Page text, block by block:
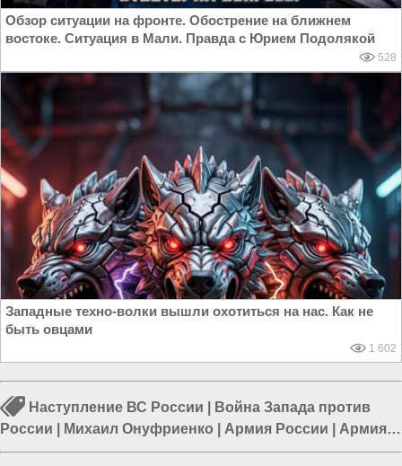
Обзор ситуации на фронте. Обострение на ближнем
востоке. Ситуация в Мали. Правда с Юрием Подолякой
528
Западные техно-волки вышли охотиться на нас. Как не
быть овцами
1 602
Наступление ВС России
Война Запада против
России
Михаил Онуфриенко Армия России
Армия
Украины|Война в Новороссии|Курская область